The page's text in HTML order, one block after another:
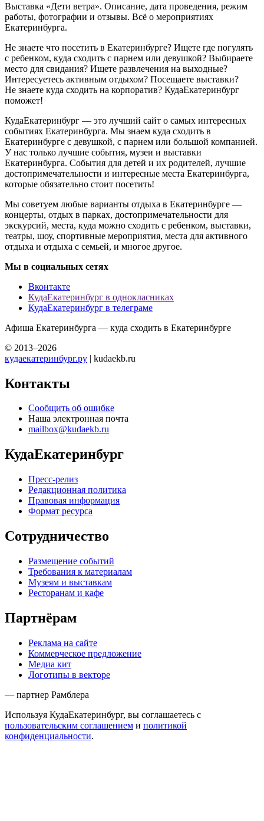
Выставка «Дети ветра». Описание, дата проведения, режим
работы, фотографии и отзывы. Всё о мероприятиях
Екатеринбурга.
Не знаете что посетить в Екатеринбурге? Ищете где погулять
с ребенком, куда сходить с парнем или девушкой? Выбираете
место для свидания? Ищете развлечения на выходные?
Интересуетесь активным отдыхом? Посещаете выставки?
Не знаете куда сходить на корпоратив? КудаЕкатеринбург
поможет!
КудаЕкатеринбург — это лучший сайт о самых интересных
событиях Екатеринбурга. Мы знаем куда сходить в
Екатеринбурге с девушкой, с парнем или большой компанией.
У нас только лучшие события, музеи и выставки
Екатеринбурга. События для детей и их родителей, лучшие
достопримечательности и интересные места Екатеринбурга,
которые обязательно стоит посетить!
Мы советуем любые варианты отдыха в Екатеринбурге —
концерты, отдых в парках, достопримечательности для
экскурсий, места, куда можно сходить с ребенком, выставки,
театры, шоу, спортивные мероприятия, места для активного
отдыха и отдыха с семьей, и многое другое.
Мы в социальных сетях
Вконтакте
КудаЕкатеринбург в однокласниках
КудаЕкатеринбург в телеграме
Афиша Екатеринбурга — куда сходить в Екатеринбурге
© 2013–2026
кудаекатеринбург.ру | kudaekb.ru
Контакты
Сообщить об ошибке
Наша электронная почта
mailbox@kudaekb.ru
КудаЕкатеринбург
Пресс-релиз
Редакционная политика
Правовая информация
Формат ресурса
Сотрудничество
Размещение событий
Требования к материалам
Музеям и выставкам
Ресторанам и кафе
Партнёрам
Реклама на сайте
Коммерческое предложение
Медиа кит
Логотипы в векторе
— партнер Рамблера
Используя КудаЕкатеринбург, вы соглашаетесь с
пользовательским соглашением и политикой
конфиденциальности.